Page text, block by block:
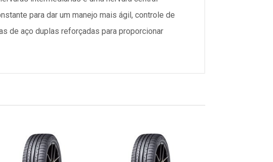
para dar um manejo mais ágil, controle de
de aço duplas reforçadas para proporcionar